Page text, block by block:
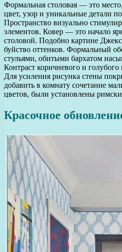
Формальная столовая — это
цвет, узор и уникальные детали
Пространство визуально
элементов. Ковер — это начало
столовой. Подобно картине
буйство оттенков. Формальный
стульями, обитыми бархатом
Контраст коричневого и
Для усиления рисунка стены
добавить в комнату сочетание
цветов, были установлены
Красочное